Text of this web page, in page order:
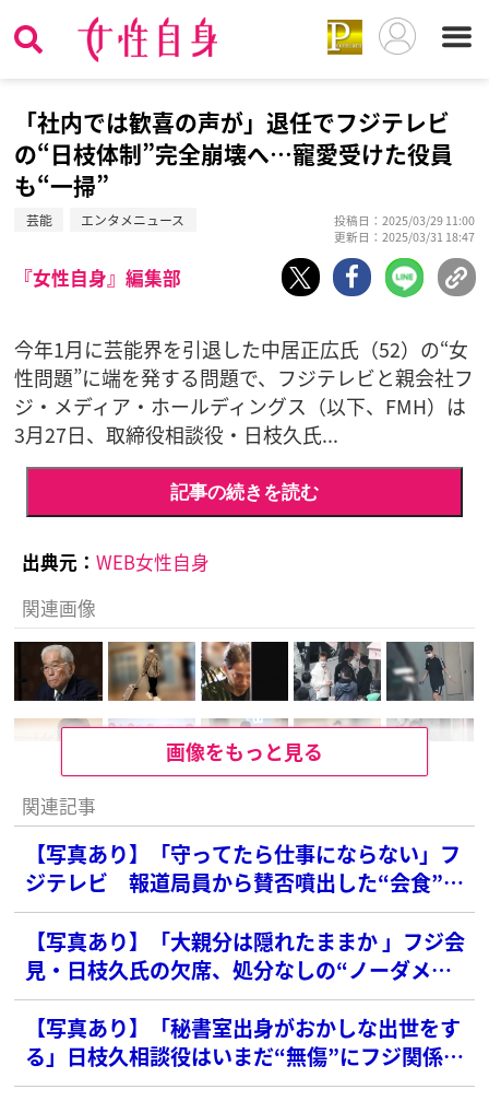
「社内では歓喜の声が」退任でフジテレビ
の“日枝体制”完全崩壊へ…寵愛受けた役員
も“一掃”
芸能 エンタメニュース
投稿日：2025/03/29 11:00
更新日：2025/03/31 18:47
『女性自身』編集部
今年1月に芸能界を引退した中居正広氏（52）の“女
性問題”に端を発する問題で、フジテレビと親会社フ
ジ・メディア・ホールディングス（以下、FMH）は
3月27日、取締役相談役・日枝久氏...
記事の続きを読む
出典元： WEB女性自身
関連画像
画像をもっと見る
関連記事
【写真あり】「守ってたら仕事にならない」フ
ジテレビ 報道局員から賛否噴出した“会食”に
関する「新ガイドラインの中身」
【写真あり】「大親分は隠れたままか 」フジ会
見・日枝久氏の欠席、処分なしの“ノーダメー
ジ”に広がる波紋
【写真あり】「秘書室出身がおかしな出世をす
る」日枝久相談役はいまだ“無傷”にフジ関係者
は怒り…同局を支配する「院政のカラクリ」